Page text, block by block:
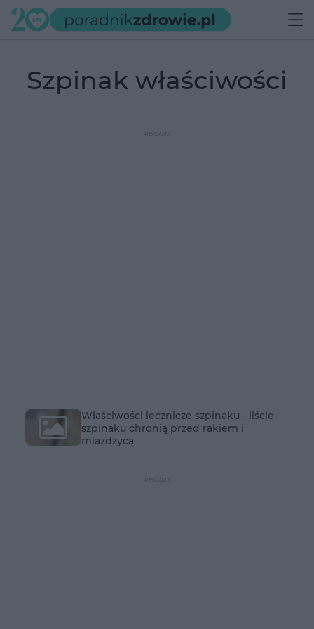
szpinak właściwości
Właściwości lecznicze szpinaku - liście
szpinaku chronią przed rakiem i
miażdżycą